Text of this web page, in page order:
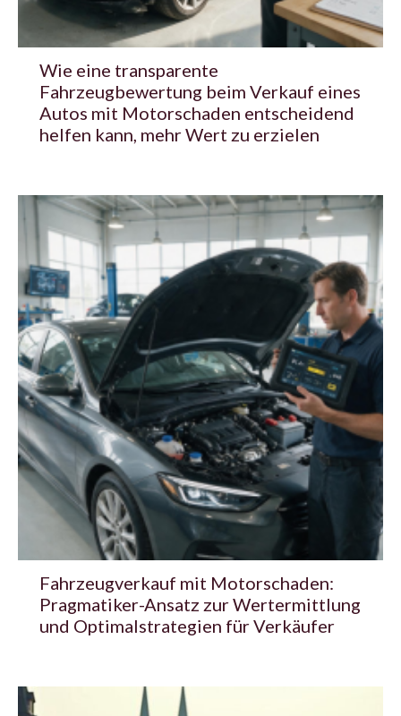
Wie eine transparente
Fahrzeugbewertung beim Verkauf eines
Autos mit Motorschaden entscheidend
helfen kann, mehr Wert zu erzielen
Fahrzeugverkauf mit Motorschaden:
Pragmatiker-Ansatz zur Wertermittlung
und Optimalstrategien für Verkäufer